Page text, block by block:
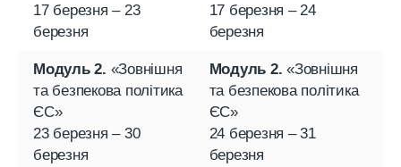
17 березня – 23
березня
17 березня – 24
березня
Модуль 2. «Зовнішня
та безпекова політика
ЄС»
23 березня – 30
березня
Модуль 2. «Зовнішня
та безпекова політика
ЄС»
24 березня – 31
березня